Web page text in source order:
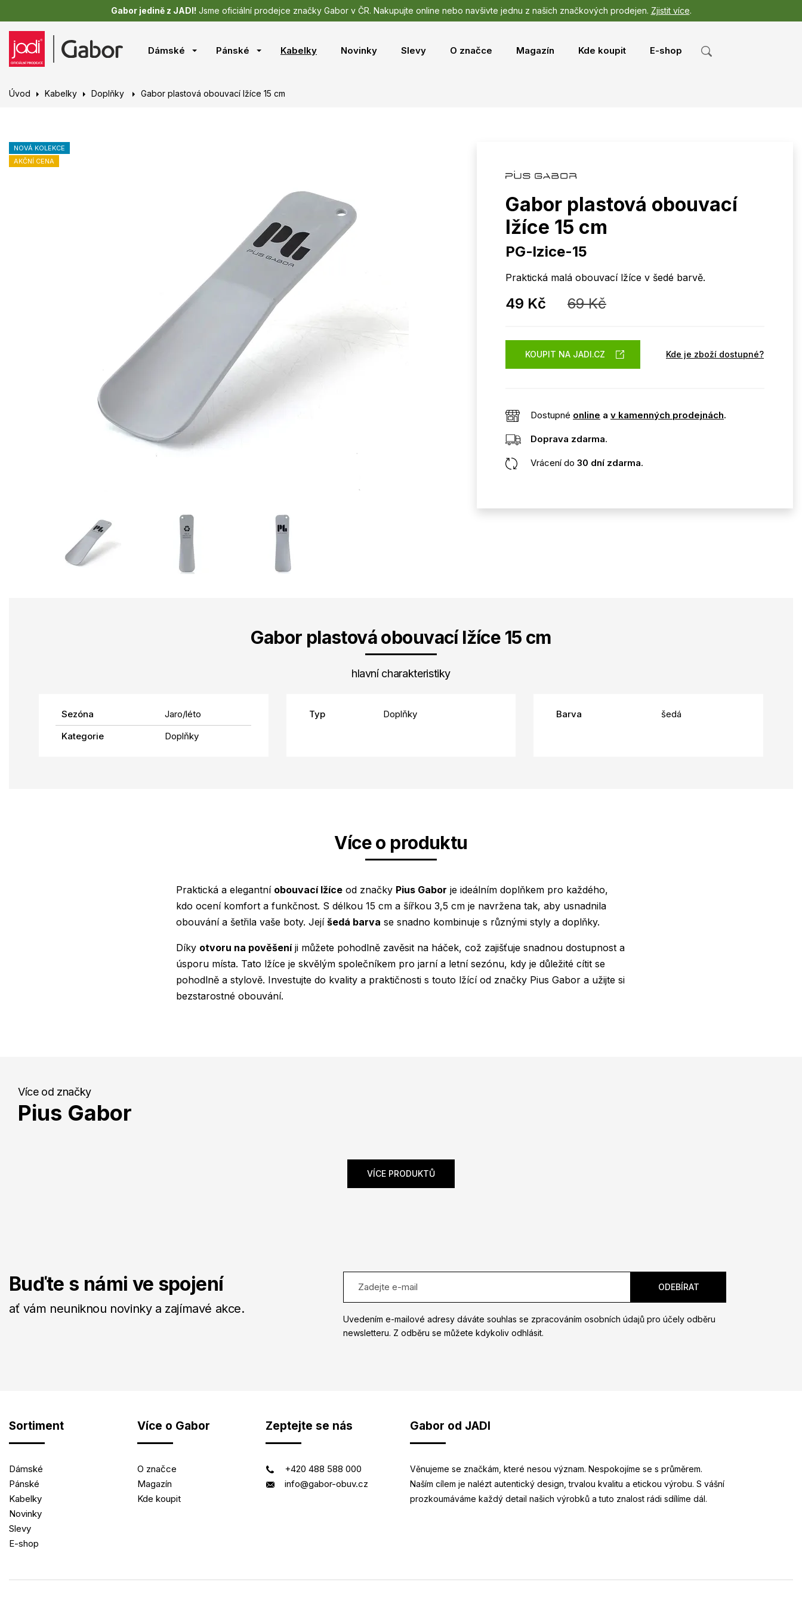
Gabor jedině z JADI! Jsme oficiální prodejce značky Gabor v ČR. Nakupujte online nebo navšivte jednu z našich značkových prodejen. Zjistit více.
Dámské Pánské Kabelky Novinky Slevy O značce Magazín Kde koupit E-shop
Úvod Kabelky Doplňky Gabor plastová obouvací lžíce 15 cm
NOVÁ KOLEKCE
AKČNÍ CENA
Gabor plastová obouvací
lžíce 15 cm
PG-lzice-15
Praktická malá obouvací lžíce v šedé barvě.
49 Kč 69 Kč
KOUPIT NA JADI.CZ Kde je zboží dostupné?
Dostupné online a v kamenných prodejnách.
Doprava zdarma.
Vrácení do 30 dní zdarma.
Gabor plastová obouvací lžíce 15 cm
hlavní charakteristiky
Sezóna
Jaro/léto
Kategorie
Doplňky
Typ Doplňky Barva šedá
Více o produktu
Praktická a elegantní obouvací lžíce od značky Pius Gabor je ideálním doplňkem pro každého,
kdo ocení komfort a funkčnost. S délkou 15 cm a šířkou 3,5 cm je navržena tak, aby usnadnila
obouvání a šetřila vaše boty. Její šedá barva se snadno kombinuje s různými styly a doplňky.
Díky otvoru na pověšeníji můžete pohodlně zavěsit na háček, což zajišťuje snadnou dostupnost a
úsporu místa. Tato lžíce je skvělým společníkem pro jarní a letní sezónu, kdy je důležité cítit se
pohodlně a stylově. Investujte do kvality a praktičnosti s touto lžící od značky Pius Gabor a užijte si
bezstarostné obouvání.
Více od značky
Pius Gabor
VÍCE PRODUKTŮ
Buďte s námi ve spojení
ať vám neuniknou novinky a zajímavé akce.
Uvedením e-mailové adresy dáváte souhlas se zpracováním osobních údajů pro účely odběru
newsletteru. Z odběru se můžete kdykoliv odhlásit.
Sortiment
Dámské
Pánské
Kabelky
Novinky
Slevy
E-shop
Více o Gabor
O značce
Magazín
Kde koupit
Zeptejte se nás
+420 488 588 000
info@gabor-obuv.cz
Gabor od JADI
Věnujeme se značkám, které nesou význam. Nespokojíme se s průměrem.
Naším cílem je nalézt autentický design, trvalou kvalitu a etickou výrobu. S vášní
prozkoumáváme každý detail našich výrobků a tuto znalost rádi sdílíme dál.